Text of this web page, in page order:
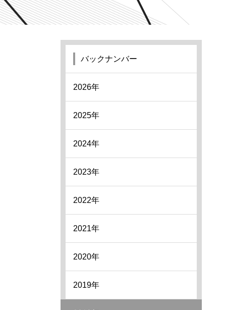
バックナンバー
2026年
2025年
2024年
2023年
2022年
2021年
2020年
2019年